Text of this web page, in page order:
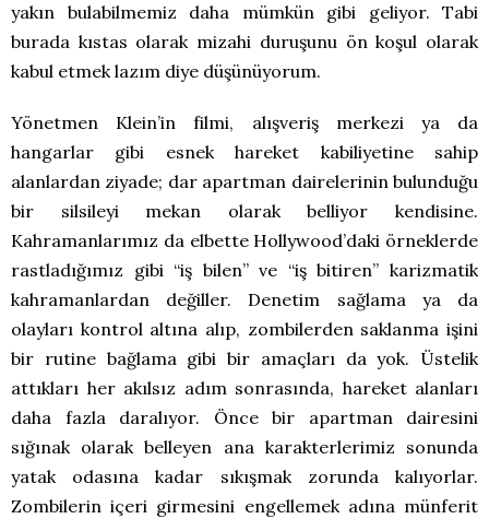
yakın bulabilmemiz daha mümkün gibi geliyor. Tabi
burada kıstas olarak mizahi duruşunu ön koşul olarak
kabul etmek lazım diye düşünüyorum.
Yönetmen Klein’in filmi, alışveriş merkezi ya da
hangarlar gibi esnek hareket kabiliyetine sahip
alanlardan ziyade; dar apartman dairelerinin bulunduğu
bir silsileyi mekan olarak belliyor kendisine.
Kahramanlarımız da elbette Hollywood’daki örneklerde
rastladığımız gibi “iş bilen” ve “iş bitiren” karizmatik
kahramanlardan değiller. Denetim sağlama ya da
olayları kontrol altına alıp, zombilerden saklanma işini
bir rutine bağlama gibi bir amaçları da yok. Üstelik
attıkları her akılsız adım sonrasında, hareket alanları
daha fazla daralıyor. Önce bir apartman dairesini
sığınak olarak belleyen ana karakterlerimiz sonunda
yatak odasına kadar sıkışmak zorunda kalıyorlar.
Zombilerin içeri girmesini engellemek adına münferit